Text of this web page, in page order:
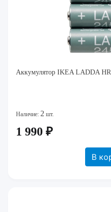
Аккумулятор IKEA LADDA
Наличие: 2 шт.
1 990 ₽
В